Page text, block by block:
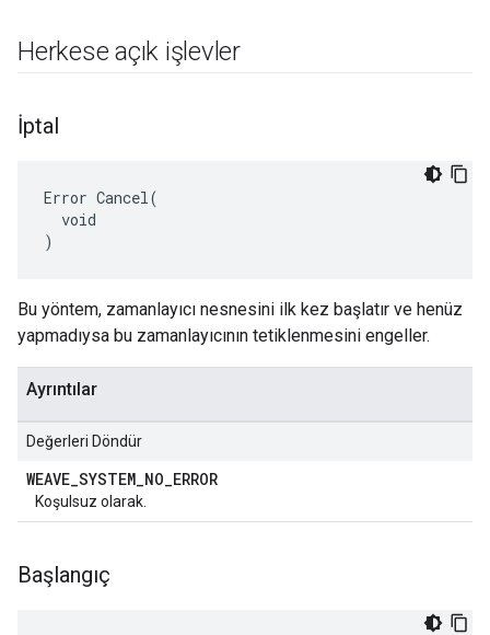
Herkese açık işlevler
İptal
Error Cancel(
  void
)
Bu yöntem, zamanlayıcı nesnesini ilk kez başlatır ve henüz
yapmadıysa bu zamanlayıcının tetiklenmesini engeller.
Ayrıntılar
Değerleri Döndür
WEAVE_SYSTEM_NO_ERROR
Koşulsuz olarak.
Başlangıç